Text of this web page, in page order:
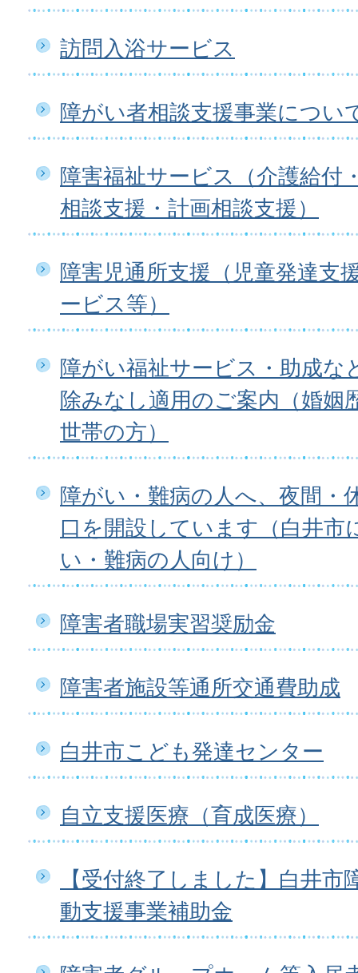
訪問入浴サービス
障がい者相談支援事業につい
障害福祉サービス（介護給付
相談支援・計画相談支援）
障害児通所支援（児童発達支
ービス等）
障がい福祉サービス・助成な
除みなし適用のご案内（婚姻
世帯の方）
障がい・難病の人へ、夜間・
口を開設しています（白井市
い・難病の人向け）
障害者職場実習奨励金
障害者施設等通所交通費助成
白井市こども発達センター
自立支援医療（育成医療）
【受付終了しました】白井市
動支援事業補助金